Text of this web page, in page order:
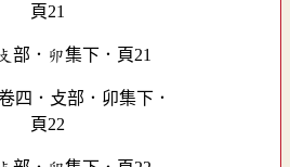
部．卯集下．頁21